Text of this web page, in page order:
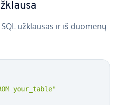
užklausas ir iš duomenų
your_table"